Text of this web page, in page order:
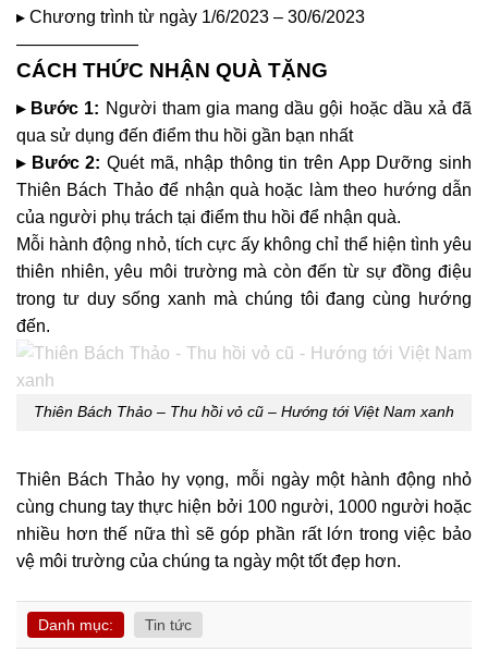
▸ Chương trình từ ngày 1/6/2023 – 30/6/2023
———————
CÁCH THỨC NHẬN QUÀ TẶNG
▸ Bước 1: Người tham gia mang dầu gội hoặc dầu xả đã
qua sử dụng đến điểm thu hồi gần bạn nhất
▸ Bước 2: Quét mã, nhập thông tin trên App Dưỡng sinh
Thiên Bách Thảo để nhận quà hoặc làm theo hướng dẫn
của người phụ trách tại điểm thu hồi để nhận quà.
Mỗi hành động nhỏ, tích cực ấy không chỉ thể hiện tình yêu
thiên nhiên, yêu môi trường mà còn đến từ sự đồng điệu
trong tư duy sống xanh mà chúng tôi đang cùng hướng
đến.
Thiên Bách Thảo – Thu hồi vỏ cũ – Hướng tới Việt Nam xanh
Thiên Bách Thảo hy vọng, mỗi ngày một hành động nhỏ
cùng chung tay thực hiện bởi 100 người, 1000 người hoặc
nhiều hơn thế nữa thì sẽ góp phần rất lớn trong việc bảo
vệ môi trường của chúng ta ngày một tốt đẹp hơn.
Danh mục: Tin tức